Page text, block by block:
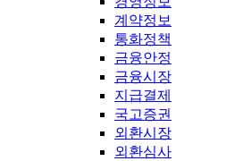
계약정보
통화정책
금융안정
금융시장
지급결제
국고증권
외환시장
외환심사